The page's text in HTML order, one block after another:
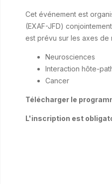
Cet événement est
(EXAF-JFD)
est prévu sur les axes de
Neurosciences
Interaction hôte-
Cancer
Télécharger le
L'inscription est